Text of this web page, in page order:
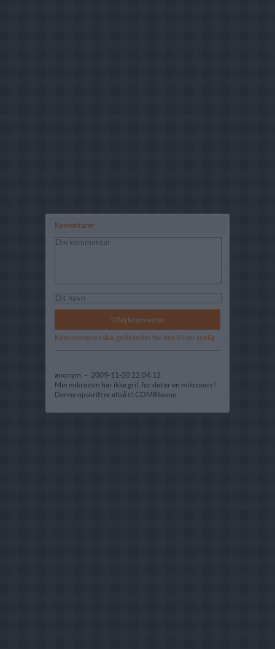
Komentarer
Kommentaren skal godkendes før den bliver synlig
anonym - 2009-11-20 22:04:12
Min mikroovn har ikke gril, for det er en mikroovn !
Denne opskrift er altså til COMBIovne.